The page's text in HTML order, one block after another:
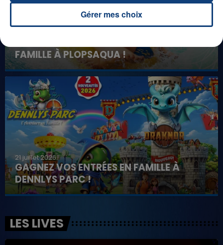
FAMILLE À PLOPSAQUA !
21 juillet 2026
GAGNEZ VOS ENTRÉES EN FAMILLE À
DENNLYS PARC !
LES LIVES
Gérer mes choix